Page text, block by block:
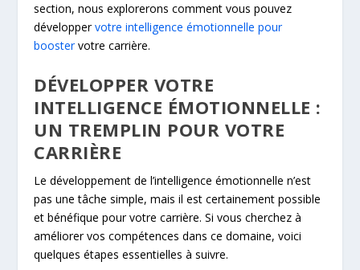
section, nous explorerons comment vous pouvez
développervotre intelligence émotionnelle pour
boostervotre carrière.
DÉVELOPPER VOTRE
INTELLIGENCE ÉMOTIONNELLE :
UN TREMPLIN POUR VOTRE
CARRIÈRE
Le développement de l’intelligence émotionnelle n’est
pas une tâche simple, mais il est certainement possible
et bénéfique pour votre carrière. Si vous cherchez à
améliorer vos compétences dans ce domaine, voici
quelques étapes essentielles à suivre.